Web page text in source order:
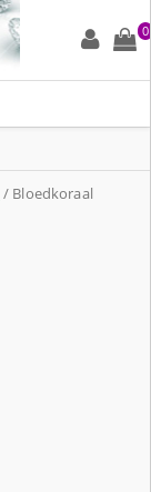
0
/ Bloedkoraal